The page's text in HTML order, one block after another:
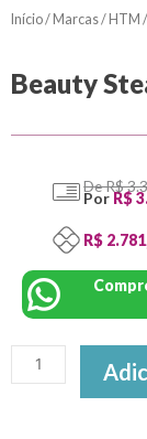
Início/ Marcas/ HTM /
Beauty
De R$
PorR$
R$